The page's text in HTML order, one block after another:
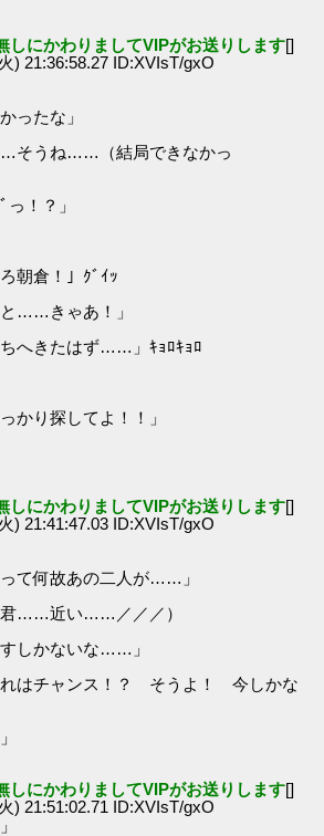
しにかわりましてVIPがお送りします[]
) 21:36:58.27 ID:XVIsT/gxO
ったな」
そうね……（結局できなかっ
！？」
朝倉！」ｸﾞｲｯ
……きゃあ！」
へきたはず……」ｷｮﾛｷｮﾛ
かり探してよ！！」
しにかわりましてVIPがお送りします[]
) 21:41:47.03 ID:XVIsT/gxO
て何故あの二人が……」
君……近い……／／／）
しかないな……」
はチャンス！？ そうよ！ 今しかな
しにかわりましてVIPがお送りします[]
) 21:51:02.71 ID:XVIsT/gxO